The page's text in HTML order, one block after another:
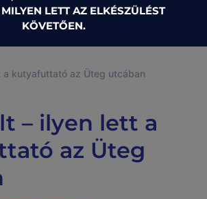
LETT AZ ELKÉSZÜLÉST
KÖVETŐEN.
a kutyafuttató az Üteg utcában
– ilyen lett a
az Üteg